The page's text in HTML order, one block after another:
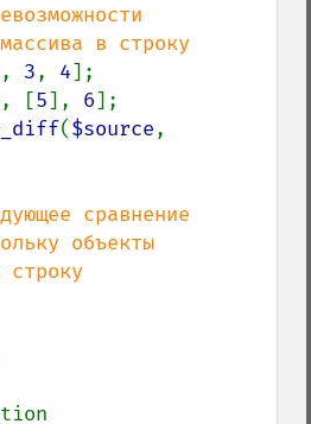
, 3, 4
, [5], 6
($source
сравнение
объекты